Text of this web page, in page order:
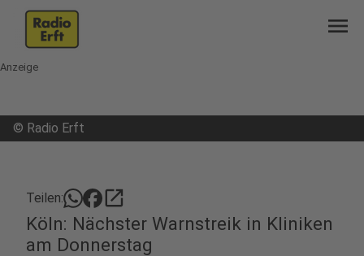
menu
Anzeige
© Radio Erft
Teilen: open_in_new
Köln: Nächster Warnstreik in Kliniken
am Donnerstag